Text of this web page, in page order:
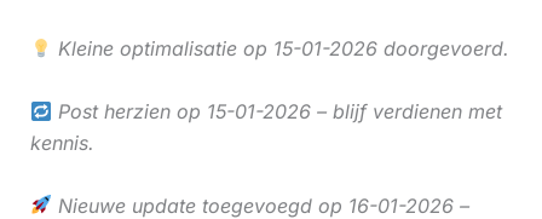
Kleine optimalisatie op 15-01-2026 doorgevoerd.
Post herzien op 15-01-2026 – blijf verdienen met
kennis.
Nieuwe update toegevoegd op 16-01-2026 –